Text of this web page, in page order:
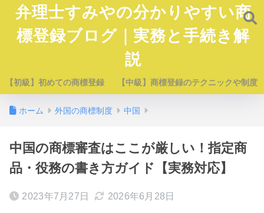
弁理士すみやの分かりやすい商
標登録ブログ｜実務と手続き解
説
【初級】初めての商標登録 【中級】商標登録のテクニックや制度
ホーム 外国の商標制度 中国
中国の商標審査はここが厳しい！指定商
品・役務の書き方ガイド【実務対応】
2023年7月27日 2026年6月28日